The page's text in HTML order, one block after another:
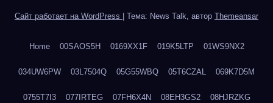
Сайт работает на WordPress Тема: News Talk, автор Themeansar
Home 00SAOS5H 0169XX1F 019K5LTP 01WS9NX2
034UW6PW 03L7504Q 05G55WBQ 05T6CZAL 069K7D5M
0755T7I3 077IRTEG 07FH6X4N 08EH3GS2 08HJRZKG